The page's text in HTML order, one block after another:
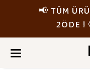
📢 TÜM
2ÖDE !